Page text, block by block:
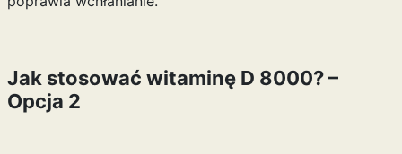
Jak stosować witaminę D 8000? –
Opcja 2